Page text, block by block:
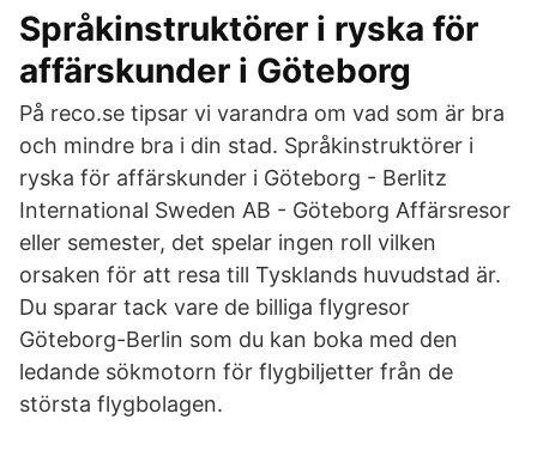
Språkinstruktörer i ryska för
affärskunder i Göteborg
På reco.se tipsar vi varandra om vad som är bra
och mindre bra i din stad. Språkinstruktörer i
ryska för affärskunder i Göteborg - Berlitz
International Sweden AB - Göteborg Affärsresor
eller semester, det spelar ingen roll vilken
orsaken för att resa till Tysklands huvudstad är.
Du sparar tack vare de billiga flygresor
Göteborg-Berlin som du kan boka med den
ledande sökmotorn för flygbiljetter från de
största flygbolagen.